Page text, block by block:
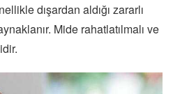
dışardan aldığı zararlı
Mide rahatlatılmalı ve